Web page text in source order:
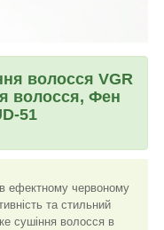
волосся VGR
волосся, Фен
51
ефектному червоному
та стильний
сушіння волосся в